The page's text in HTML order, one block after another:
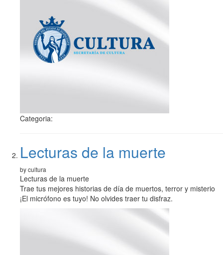
Categoria:
Lecturas de la muerte
by cultura
Lecturas de la muerte
Trae tus mejores historias de día de muertos, terror y misterio
¡El micrófono es tuyo! No olvides traer tu disfraz.